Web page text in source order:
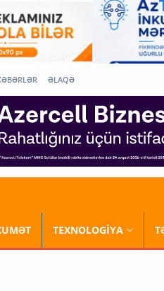
ƏLAQƏ
TEXNOLOGİYA